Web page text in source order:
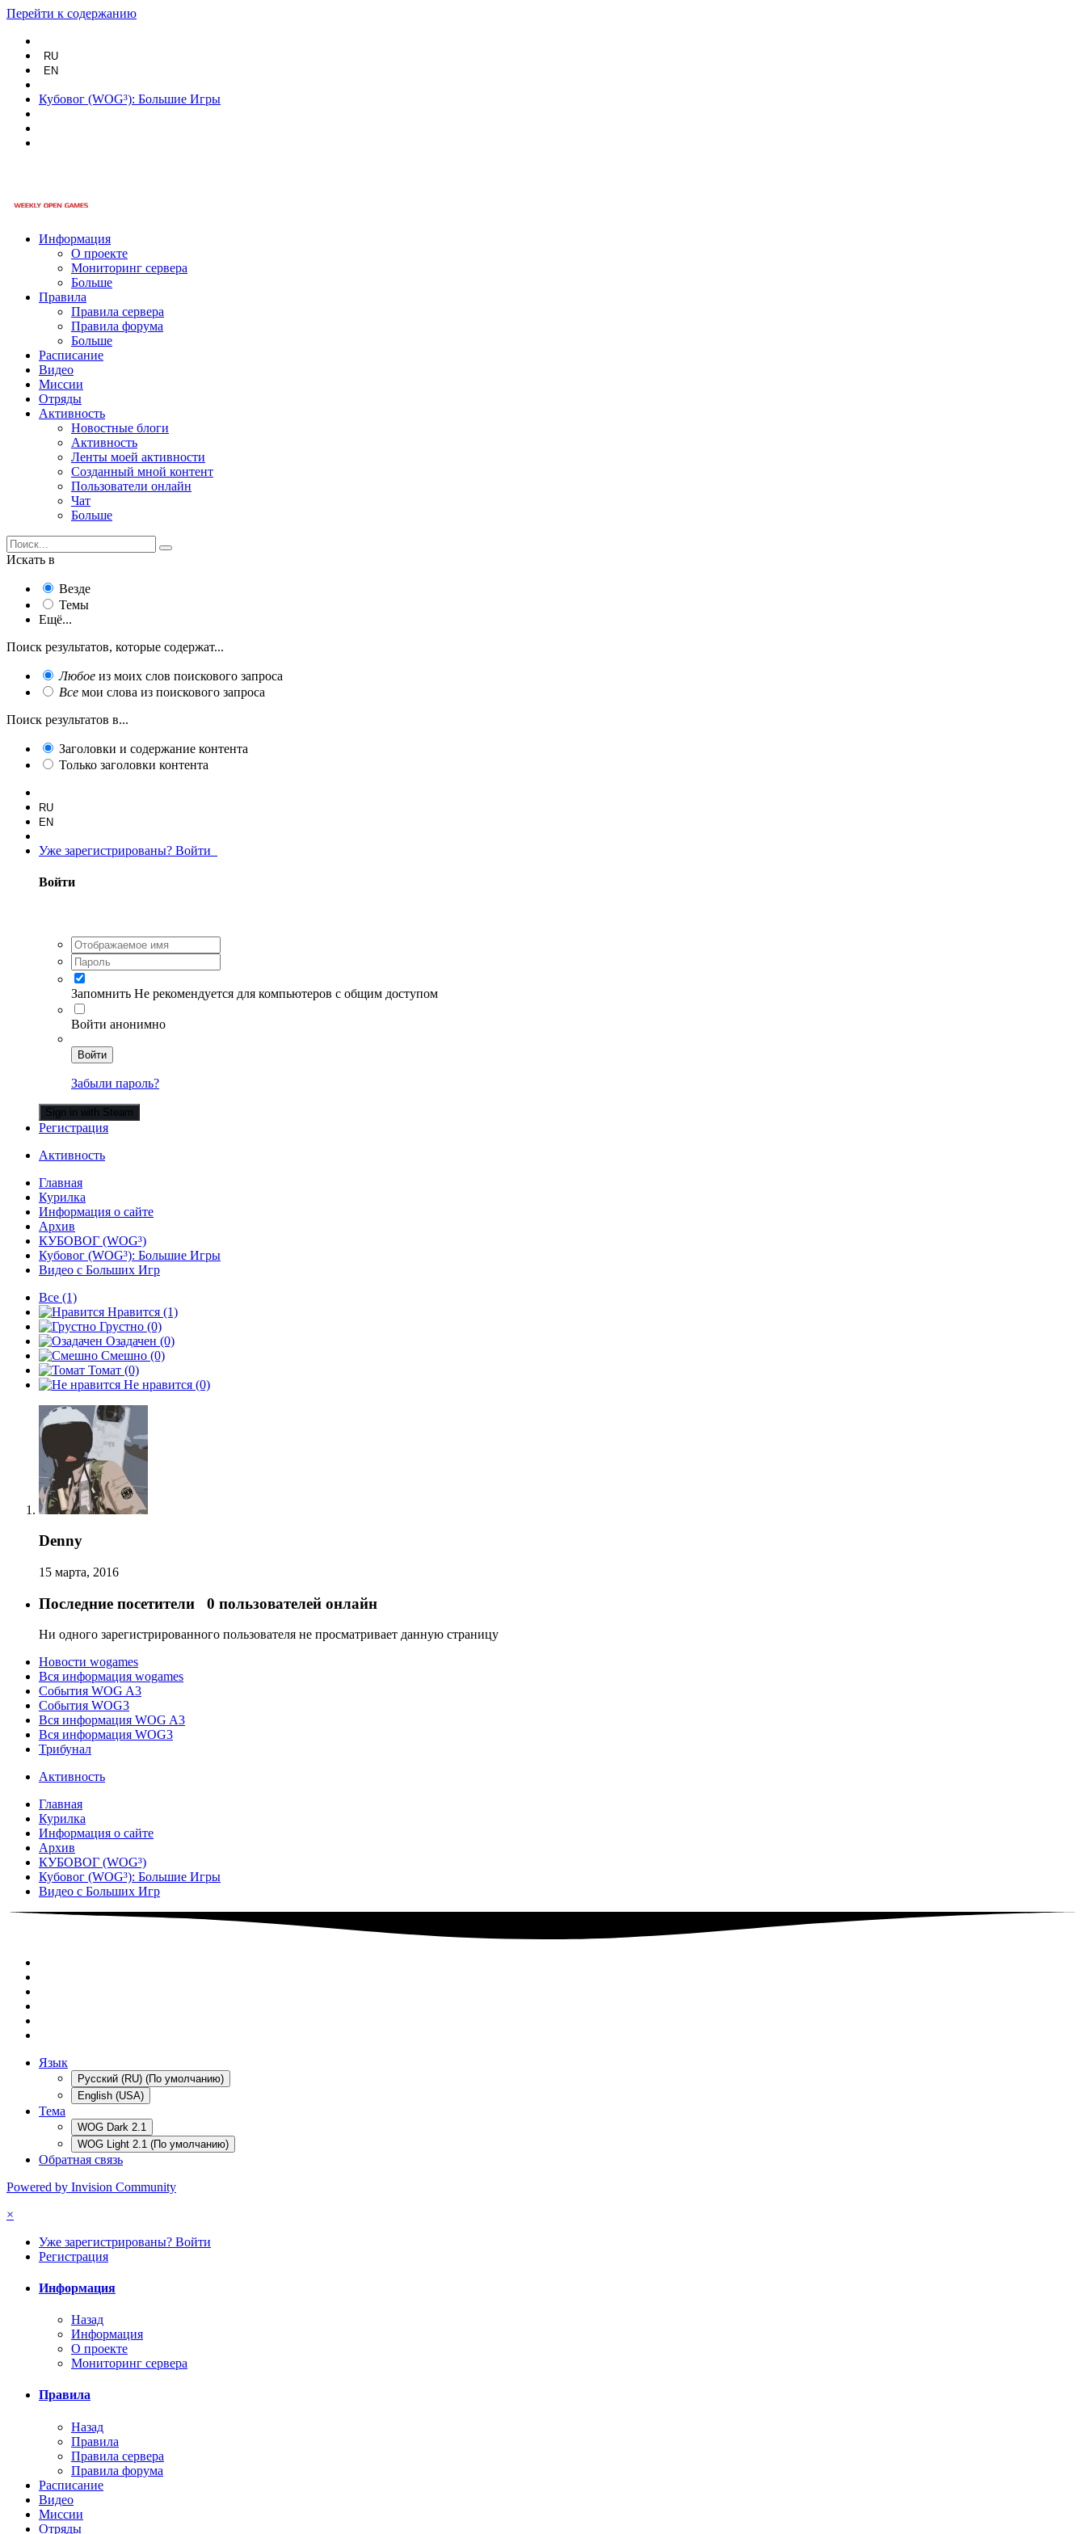
Перейти к содержанию
RU
EN
Кубовог (WOG³): Большие Игры
Информация
О проекте
Мониторинг сервера
Больше
Правила
Правила сервера
Правила форума
Больше
Расписание
Видео
Миссии
Отряды
Активность
Новостные блоги
Активность
Ленты моей активности
Созданный мной контент
Пользователи онлайн
Чат
Больше
Искать в
Везде
Темы
Ещё...
Поиск результатов, которые содержат...
Любое из моих слов поискового запроса
Все мои слова из поискового запроса
Поиск результатов в...
Заголовки и содержание контента
Только заголовки контента
RU
EN
Уже зарегистрированы? Войти
Войти
Запомнить Не рекомендуется для компьютеров с общим доступом
Войти анонимно
Войти
Забыли пароль?
Sign in with Steam
Регистрация
Активность
Главная
Курилка
Информация о сайте
Архив
КУБОВОГ (WOG³)
Кубовог (WOG³): Большие Игры
Видео с Больших Игр
Все (1)
Нравится (1)
Грустно (0)
Озадачен (0)
Смешно (0)
Томат (0)
Не нравится (0)
Denny
15 марта, 2016
Последние посетители 0 пользователей онлайн
Ни одного зарегистрированного пользователя не просматривает данную страницу
Новости wogames
Вся информация wogames
События WOG A3
События WOG3
Вся информация WOG A3
Вся информация WOG3
Трибунал
Активность
Главная
Курилка
Информация о сайте
Архив
КУБОВОГ (WOG³)
Кубовог (WOG³): Большие Игры
Видео с Больших Игр
Язык
Русский (RU) (По умолчанию)
English (USA)
Тема
WOG Dark 2.1
WOG Light 2.1 (По умолчанию)
Обратная связь
Powered by Invision Community
×
Уже зарегистрированы? Войти
Регистрация
Информация
Назад
Информация
О проекте
Мониторинг сервера
Правила
Назад
Правила
Правила сервера
Правила форума
Расписание
Видео
Миссии
Отряды